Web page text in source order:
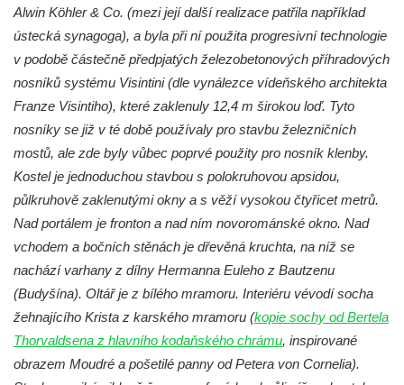
Křížová cesta Římov – XXII. kaple – Šimon
Cyrénský pomáhá Ježíši nést kříž
Křížová cesta Římov – XXI. kaple –
Popravní brána
Křížová cesta Římov – XX. kaple – Svatá
Veronika potkává Ježíše a utírá mu do své
roušky pot z tváře
Křížová cesta Římov – XIX. kaple – Kristus
kříž nesoucí potkává Pannu Marii
Křížová cesta Římov – XVIII. kaple – Na
Ježíše vložen kříž
Alwin Köhler & Co. (mezi její další realizace patřila například
ústecká synagoga), a byla při ní použita progresivní technologie
v podobě částečně předpjatých železobetonových příhradových
nosníků systému Visintini (dle vynálezce vídeňského architekta
Franze Visintiho), které zaklenuly 12,4 m širokou loď. Tyto
nosníky se již v té době používaly pro stavbu železničních
mostů, ale zde byly vůbec poprvé použity pro nosník klenby.
Kostel je jednoduchou stavbou s polokruhovou apsidou,
půlkruhově zaklenutými okny a s věží vysokou čtyřicet metrů.
Nad portálem je fronton a nad ním novorománské okno. Nad
vchodem a bočních stěnách je dřevěná kruchta, na níž se
nachází varhany z dílny Hermanna Euleho z Bautzenu
(Budyšína). Oltář je z bílého mramoru. Interiéru vévodí socha
žehnajícího Krista z karského mramoru (kopie sochy od Bertela
Thorvaldsena z hlavního kodaňského chrámu, inspirované
obrazem Moudré a pošetilé panny od Petera von Cornelia).